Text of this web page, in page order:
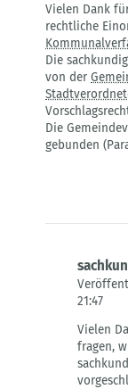
auf
sachkundiger
Einwohner
von
Daniela
Herstowski
Vielen Dank
rechtliche
Die
von der
Die
gebunden
21:47
auf
Berufung
der
Vielen
fragen,